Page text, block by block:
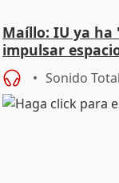
Maíllo: IU ya ha
impulsar
Sonido